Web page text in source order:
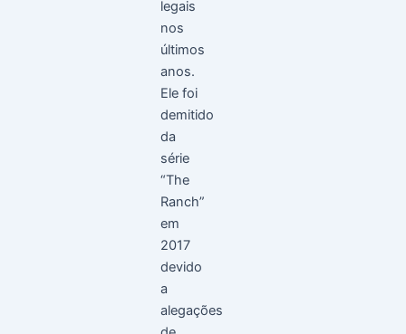
legais
nos
últimos
anos.
Ele foi
demitido
da
série
“The
Ranch”
em
2017
devido
a
alegações